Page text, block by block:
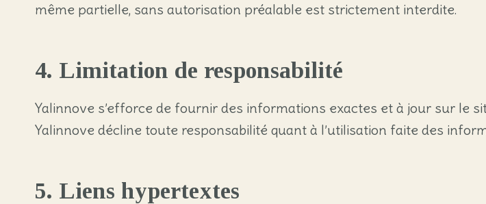
même partielle, sans autorisation préalable est strictement interdite.
4. Limitation de responsabilité
Yalinnove s’efforce de fournir des informations exactes et à jour sur le
Yalinnove décline toute responsabilité quant à l’utilisation faite des
5. Liens hypertextes